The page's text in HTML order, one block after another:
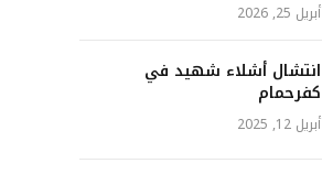
أبريل 25, 2026
انتشال أشلاء شهيد في
كفرحمام
أبريل 12, 2025